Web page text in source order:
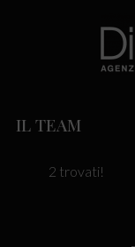
IL TEAM
2 trovati!